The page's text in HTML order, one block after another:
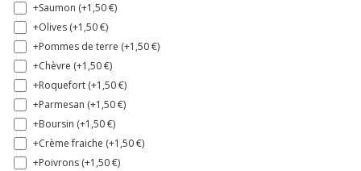
+Saumon (+1,50€)
+Olives (+1,50€)
+Pommes de terre (+1,50€)
+Chèvre (+1,50€)
+Roquefort (+1,50€)
+Parmesan (+1,50€)
+Boursin (+1,50€)
+Crème fraiche (+1,50€)
+Poivrons (+1,50€)